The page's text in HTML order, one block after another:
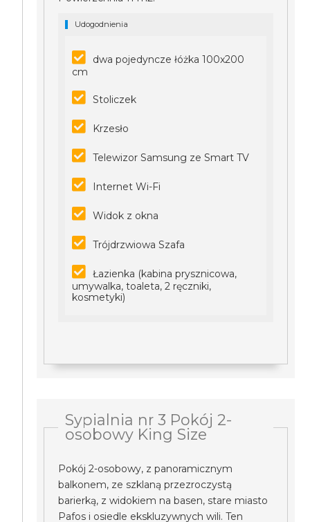
Udogodnienia
dwa pojedyncze łóżka 100x200
cm
Stoliczek
Krzesło
Telewizor Samsung ze Smart TV
Internet Wi-Fi
Widok z okna
Trójdrzwiowa Szafa
Łazienka (kabina prysznicowa,
umywalka, toaleta, 2 ręczniki,
kosmetyki)
Sypialnia nr 3 Pokój 2-
osobowy King Size
Pokój 2-osobowy, z panoramicznym
balkonem, ze szklaną przezroczystą
barierką, z widokiem na basen, stare miasto
Pafos i osiedle ekskluzywnych wili. Ten